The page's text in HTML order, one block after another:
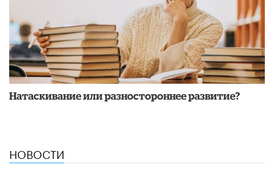
​Натаскивание или разностороннее развитие?
НОВОСТИ